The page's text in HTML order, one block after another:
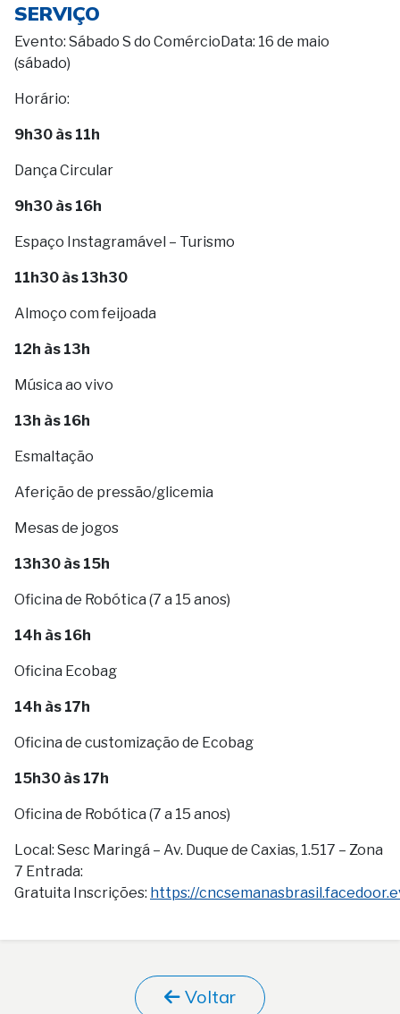
SERVIÇO
Evento: Sábado S do ComércioData: 16 de maio
(sábado)
Horário:
9h30 às 11h
Dança Circular
9h30 às 16h
Espaço Instagramável – Turismo
11h30 às 13h30
Almoço com feijoada
12h às 13h
Música ao vivo
13h às 16h
Esmaltação
Aferição de pressão/glicemia
Mesas de jogos
13h30 às 15h
Oficina de Robótica (7 a 15 anos)
14h às 16h
Oficina Ecobag
14h às 17h
Oficina de customização de Ecobag
15h30 às 17h
Oficina de Robótica (7 a 15 anos)
Local: Sesc Maringá – Av. Duque de Caxias, 1.517 – Zona
7 Entrada:
Gratuita Inscrições: https://
Voltar